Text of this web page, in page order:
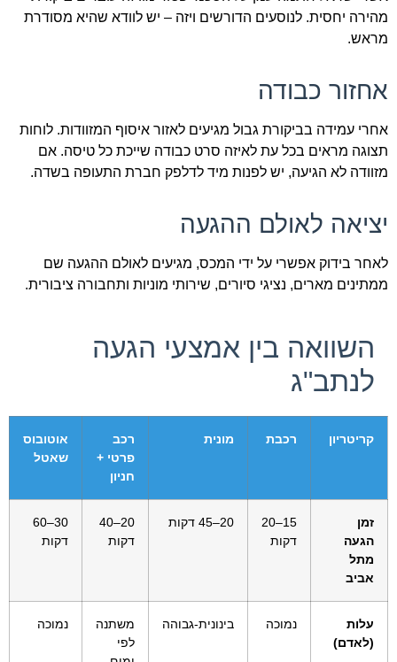
מהירה יחסית. לנוסעים הדורשים ויזה – יש לוודא שהיא מסודרת
מראש.
אחזור כבודה
אחרי עמידה בביקורת גבול מגיעים לאזור איסוף המזוודות. לוחות
תצוגה מראים בכל עת לאיזה סרט כבודה שייכת כל טיסה. אם
מזוודה לא הגיעה, יש לפנות מיד לדלפק חברת התעופה בשדה.
יציאה לאולם ההגעה
לאחר בידוק אפשרי על ידי המכס, מגיעים לאולם ההגעה שם
ממתינים מארים, נציגי סיורים, שירותי מוניות ותחבורה ציבורית.
השוואה בין אמצעי הגעה
לנתב"ג
קריטריון רכבת מונית
רכב
פרטי +
חניון
אוטובוס
שאטל
זמן
הגעה
מתל
אביב
15–20
דקות
20–45 דקות
20–40
דקות
30–60
דקות
עלות
(לאדם)
נמוכה בינונית-גבוהה
משתנה
לפי
נמוכה